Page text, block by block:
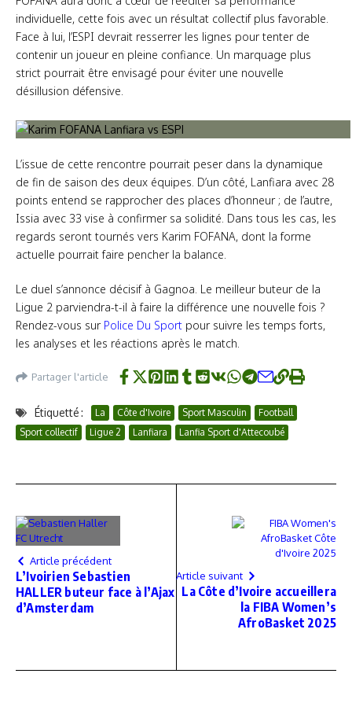
individuelle, cette fois avec un résultat collectif plus favorable.
Face à lui, l’ESPI devrait resserrer les lignes pour tenter de
contenir un joueur en pleine confiance. Un marquage plus
strict pourrait être envisagé pour éviter une nouvelle
désillusion défensive.
L’issue de cette rencontre pourrait peser dans la dynamique
de fin de saison des deux équipes. D’un côté, Lanfiara avec 28
points entend se rapprocher des places d’honneur ; de l’autre,
Issia avec 33 vise à confirmer sa solidité. Dans tous les cas, les
regards seront tournés vers Karim FOFANA, dont la forme
actuelle pourrait faire pencher la balance.
Le duel s’annonce décisif à Gagnoa. Le meilleur buteur de la
Ligue 2 parviendra-t-il à faire la différence une nouvelle fois ?
Rendez-vous sur Police Du Sport pour suivre les temps forts,
les analyses et les réactions après le match.
Partager l'article
Étiquetté : La Côte d'Ivoire Sport Masculin
Football
Sport collectif
Ligue 2 Lanfiara Lanfia Sport d'Attecoubé
Article précédent
L’Ivoirien Sebastien
HALLER buteur face à l’Ajax
d’Amsterdam
Article suivant
La Côte d’Ivoire accueillera
la FIBA Women’s
AfroBasket 2025